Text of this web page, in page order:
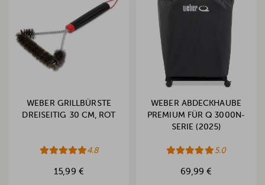
WEBER GRILLBÜRSTE
DREISEITIG 30 CM, ROT
4.8
15,99 €
WEBER ABDECKHAUBE
PREMIUM FÜR Q 3000N-
SERIE (2025)
5.0
69,99 €